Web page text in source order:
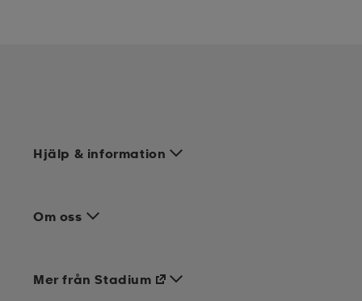
Hjälp & information
Om oss
Mer från Stadium